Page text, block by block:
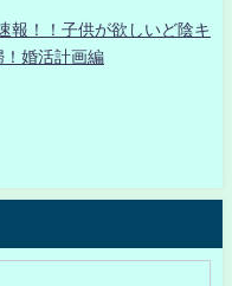
報！！子供が欲しいど陰キ
！婚活計画編